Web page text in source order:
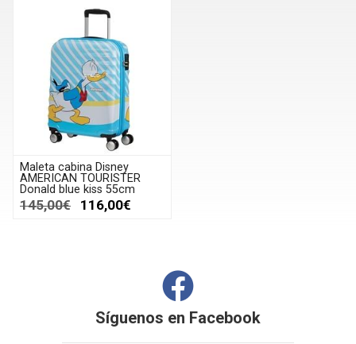
Maleta cabina Disney
AMERICAN TOURISTER
Donald blue kiss 55cm
145,00€ 116,00€
Síguenos en Facebook